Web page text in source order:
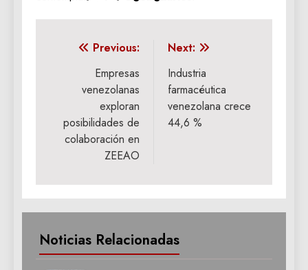
Navegación
entradas
Previous:
Empresas
venezolanas
exploran
posibilidades de
colaboración en
ZEEAO
Next:
Industria
farmacéutica
venezolana crece
44,6 %
Noticias Relacionadas